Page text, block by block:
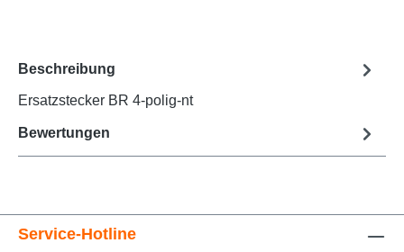
Beschreibung
Ersatzstecker BR 4-polig-nt
Bewertungen
Service-Hotline